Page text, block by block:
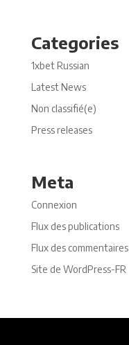
Categories
1xbet Russian
Latest News
Non classifié(e)
Press releases
Meta
Connexion
Flux des publications
Flux des commentaires
Site de WordPress-FR